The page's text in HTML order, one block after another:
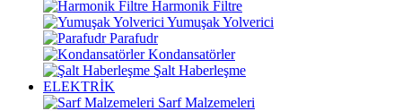
Harmonik Filtre
Yumuşak Yolverici
Parafudr
Kondansatörler
Şalt Haberleşme
ELEKTRİK
Sarf Malzemeleri